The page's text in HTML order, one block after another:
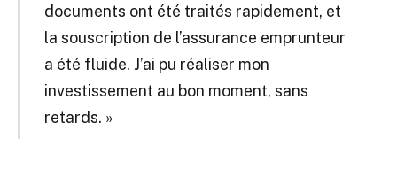
documents ont été traités rapidement, et
la souscription de l’assurance emprunteur
a été fluide. J’ai pu réaliser mon
investissement au bon moment, sans
retards. »